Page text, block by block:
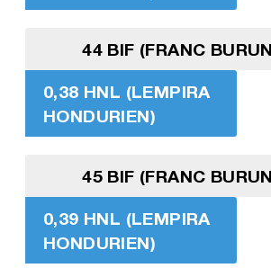
44 BIF (FRANC
0,38 HNL (LEMPIRA
HONDURIEN)
45 BIF (FRANC
0,39 HNL (LEMPIRA
HONDURIEN)